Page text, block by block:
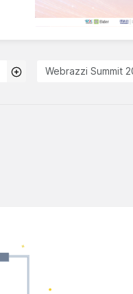
Webrazzi Summit